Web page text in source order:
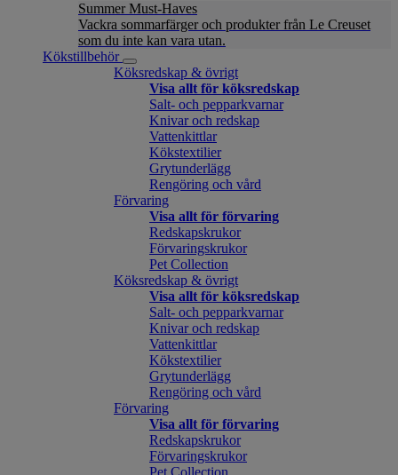
Summer Must-Haves
Vackra sommarfärger och produkter från Le Creuset
som du inte kan vara utan.
Kökstillbehör
Köksredskap & övrigt
Visa allt för köksredskap
Salt- och pepparkvarnar
Knivar och redskap
Vattenkittlar
Kökstextilier
Grytunderlägg
Rengöring och vård
Förvaring
Visa allt för förvaring
Redskapskrukor
Förvaringskrukor
Pet Collection
Köksredskap & övrigt
Visa allt för köksredskap
Salt- och pepparkvarnar
Knivar och redskap
Vattenkittlar
Kökstextilier
Grytunderlägg
Rengöring och vård
Förvaring
Visa allt för förvaring
Redskapskrukor
Förvaringskrukor
Pet Collection